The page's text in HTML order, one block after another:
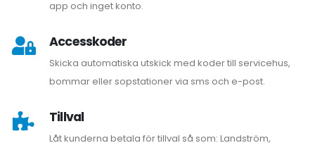
app och inget konto.
Accesskoder
Skicka automatiska utskick med koder till servicehus,
bommar eller sopstationer via sms och e-post.
Tillval
Låt kunderna betala för tillval så som: Landström,